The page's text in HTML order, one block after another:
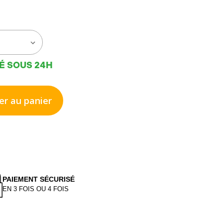
SOUS 24H
au panier
PAIEMENT SÉCURISÉ
EN 3 FOIS OU 4 FOIS